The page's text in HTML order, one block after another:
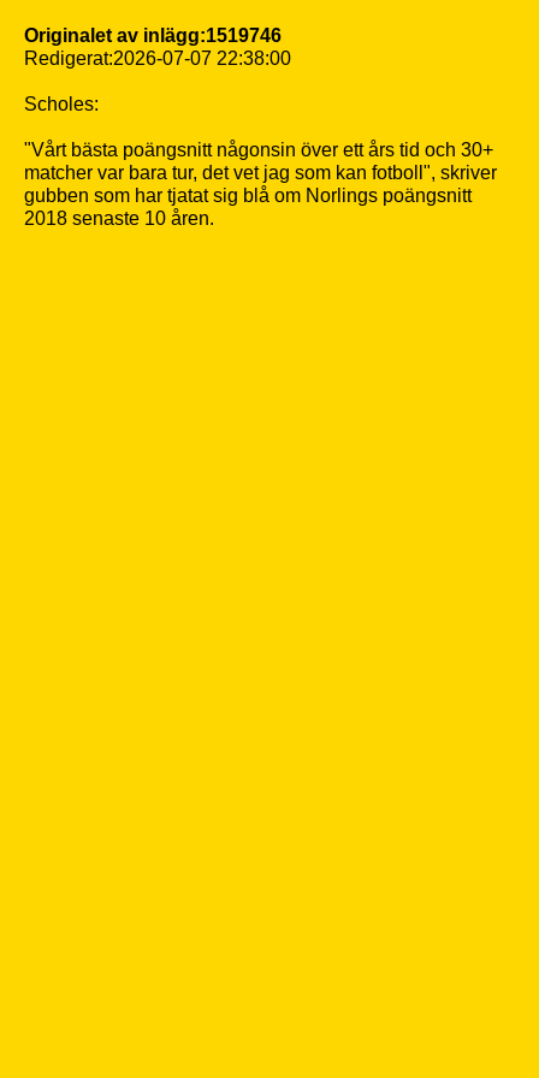
Originalet av inlägg:1519746
Redigerat:2026-07-07 22:38:00
Scholes:
"Vårt bästa poängsnitt någonsin över ett års tid och 30+
matcher var bara tur, det vet jag som kan fotboll", skriver
gubben som har tjatat sig blå om Norlings poängsnitt
2018 senaste 10 åren.